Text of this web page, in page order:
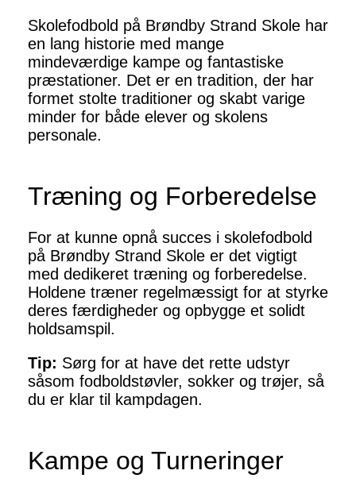
Skolefodbold på Brøndby Strand Skole har
en lang historie med mange
mindeværdige kampe og fantastiske
præstationer. Det er en tradition, der har
formet stolte traditioner og skabt varige
minder for både elever og skolens
personale.
Træning og Forberedelse
For at kunne opnå succes i skolefodbold
på Brøndby Strand Skole er det vigtigt
med dedikeret træning og forberedelse.
Holdene træner regelmæssigt for at styrke
deres færdigheder og opbygge et solidt
holdsamspil.
Tip: Sørg for at have det rette udstyr
såsom fodboldstøvler, sokker og trøjer, så
du er klar til kampdagen.
Kampe og Turneringer